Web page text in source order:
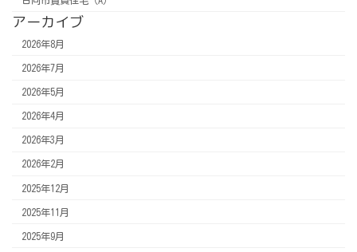
アーカイブ
2026年8月
2026年7月
2026年5月
2026年4月
2026年3月
2026年2月
2025年12月
2025年11月
2025年9月